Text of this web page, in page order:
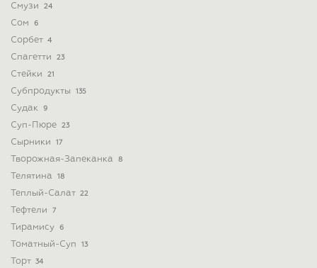
Смузи 24
Сом 6
Сорбет 4
Спагетти 23
Стейки 21
Субпродукты 135
Судак 9
Суп-Пюре 23
Сырники 17
Творожная-Запеканка 8
Телятина 18
Теплый-Салат 22
Тефтели 7
Тирамису 6
Томатный-Суп 13
Торт 34